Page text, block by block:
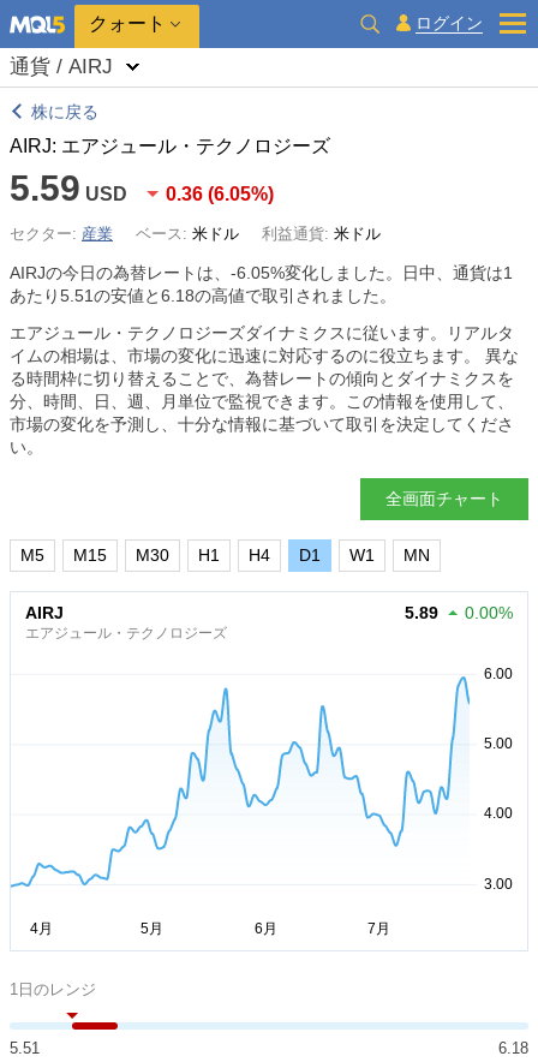
クォート ログイン
通貨 / AIRJ
株に戻る
AIRJ: エアジュール・テクノロジーズ
5.59 USD 0.36 (6.05%)
セクター: 産業 ベース: 米ドル 利益通貨: 米ドル
AIRJの今日の為替レートは、 -6.05%変化しました。日中、通貨は1
あたり5.51の安値と6.18の高値で取引されました。
エアジュール・テクノロジーズダイナミクスに従います。リアルタ
イムの相場は、市場の変化に迅速に対応するのに役立ちます。 異な
る時間枠に切り替えることで、為替レートの傾向とダイナミクスを
分、時間、日、週、月単位で監視できます。この情報を使用して、
市場の変化を予測し、十分な情報に基づいて取引を決定してくださ
い。
全画面チャート
M5 M15 M30 H1 H4 D1 W1 MN
AIRJ
エアジュール・テクノロジーズ
5.89 0.00%
1日のレンジ
5.51 6.18